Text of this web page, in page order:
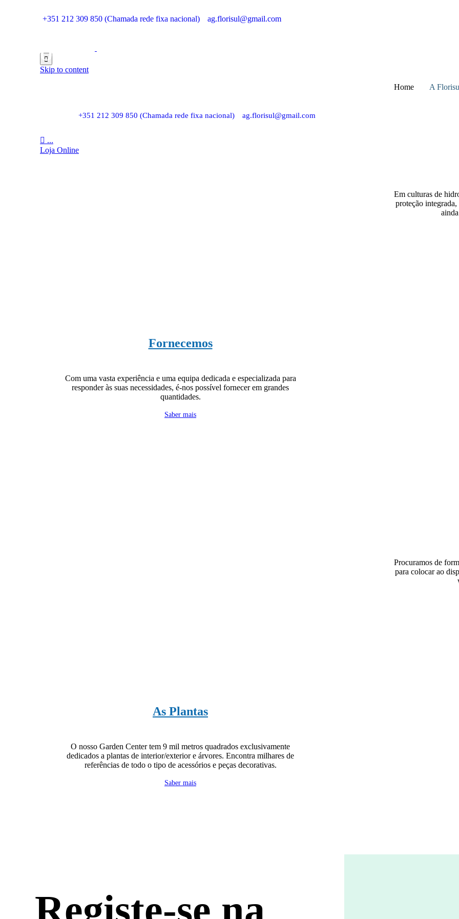
+351 212 309 850 (Chamada rede fixa nacional) ag.florisul@gmail.com

Skip to content
Home
A
+351 212 309 850 (Chamada rede fixa nacional) ag.florisul@gmail.com
 ...
Loja Online
O que fazemos
Em culturas de
proteção integrada,
Fornecemos
Com uma vasta experiência e uma equipa dedicada e especializada para
responder às suas necessidades, é-nos possível fornecer em grandes
quantidades.
Saber mais
Procuramos de
para colocar ao
As Plantas
O nosso Garden Center tem 9 mil metros quadrados exclusivamente
dedicados a plantas de interior/exterior e árvores. Encontra milhares de
referências de todo o tipo de acessórios e peças decorativas.
Saber mais
Registe-se na